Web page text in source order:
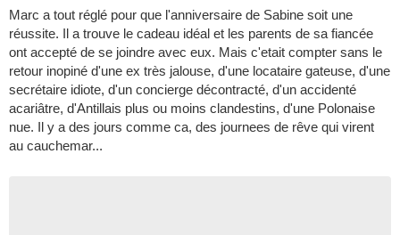
Marc a tout réglé pour que l'anniversaire de Sabine soit une
réussite. Il a trouve le cadeau idéal et les parents de sa fiancée
ont accepté de se joindre avec eux. Mais c'etait compter sans le
retour inopiné d'une ex très jalouse, d'une locataire gateuse, d'une
secrétaire idiote, d'un concierge décontracté, d'un accidenté
acariâtre, d'Antillais plus ou moins clandestins, d'une Polonaise
nue. Il y a des jours comme ca, des journees de rêve qui virent
au cauchemar...